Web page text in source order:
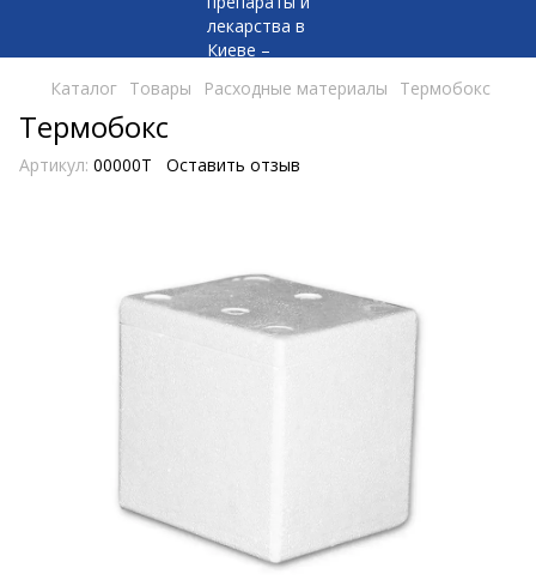
Каталог Товары Расходные материалы Термобокс
Термобокс
Артикул: 00000Т Оставить отзыв